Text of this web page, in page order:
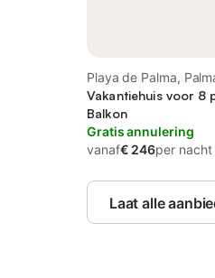
Playa de Palma,
Vakantiehuis voor 8
Balkon
Gratis annulering
vanaf€ 246per nacht
Laat alle